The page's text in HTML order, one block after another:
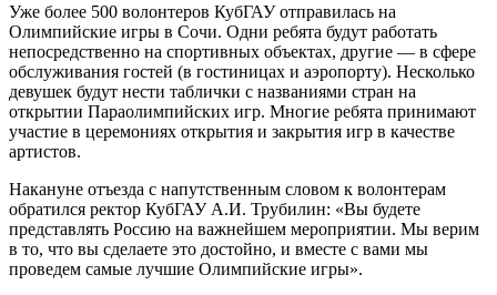
Уже более 500 волонтеров КубГАУ отправилась на
Олимпийские игры в Сочи. Одни ребята будут работать
непосредственно на спортивных объектах, другие — в сфере
обслуживания гостей (в гостиницах и аэропорту). Несколько
девушек будут нести таблички с названиями стран на
открытии Параолимпийских игр. Многие ребята принимают
участие в церемониях открытия и закрытия игр в качестве
артистов.
Накануне отъезда с напутственным словом к волонтерам
обратился ректор КубГАУ А.И. Трубилин: «Вы будете
представлять Россию на важнейшем мероприятии. Мы верим
в то, что вы сделаете это достойно, и вместе с вами мы
проведем самые лучшие Олимпийские игры».